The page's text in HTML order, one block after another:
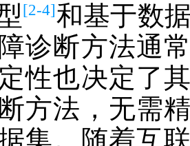
[2-4]和基于数
诊断方法通
性也决定了
方法，无需
集。随着互